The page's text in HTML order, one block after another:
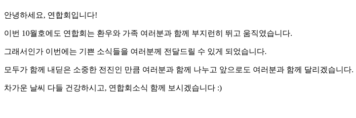
안녕하세요, 연합회입니다!
이번 10월호에도 연합회는 환우와 가족 여러분과 함께 부지런히 뛰고 움직였습니다.
그래서인가 이번에는 기쁜 소식들을 여러분께 전달드릴 수 있게 되었습니다.
모두가 함께 내딛은 소중한 전진인 만큼 여러분과 함께 나누고 앞으로도 여러분과 함께 달리겠습니다.
차가운 날씨 다들 건강하시고, 연합회소식 함께 보시겠습니다 :)